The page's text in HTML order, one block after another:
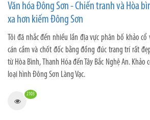
Văn hóa Đông Sơn - Chiến tranh và Hòa
xa hơn kiếm Đông Sơn
Tôi đã nhắc đến nhiều lần địa vực phân bố khảo
cán cầm và chốt đốc bằng đồng đúc trang trí rất
từ Hòa Bình, Thanh Hóa đến Tây Bắc Nghệ An.
loại hình Đông Sơn Làng Vạc.
2103